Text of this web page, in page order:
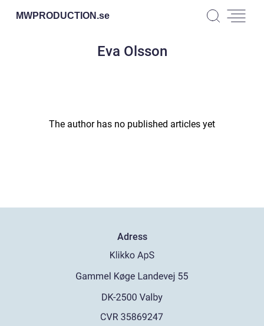
MWPRODUCTION.se
Eva Olsson
The author has no published articles yet
Adress